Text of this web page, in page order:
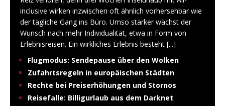
inclusive wirken inzwischen oft ähnlich vorhersehbar wie
der tägliche Gang ins Büro. Umso stärker wächst der
Wunsch nach mehr Individualität, etwa in Form von
Erlebnisreisen. Ein wirkliches Erlebnis besteht [...]
Flugmodus: Sendepause über den Wolken
Zufahrtsregeln in europäischen Städten
Rechte bei Preiserhöhungen und Stornos
Reisefalle: Billigurlaub aus dem Darknet